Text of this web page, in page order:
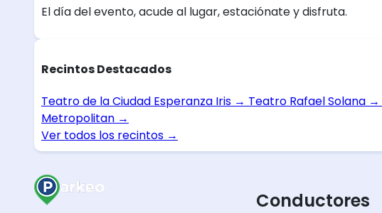
El día del evento, acude al lugar, estaciónate y disfruta.
Recintos Destacados
Teatro de la Ciudad Esperanza Iris → Teatro Rafael Solana →
Metropolitan →
Ver todos los recintos →
Conductores